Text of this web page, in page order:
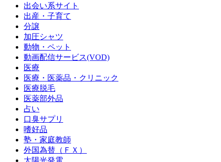
出会い系サイト
出産・子育て
分譲
加圧シャツ
動物・ペット
動画配信サービス(VOD)
医療
医療・医薬品・クリニック
医療脱毛
医薬部外品
占い
口臭サプリ
嗜好品
塾・家庭教師
外国為替（ＦＸ）
太陽光発電